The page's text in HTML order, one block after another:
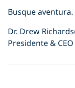
Busque aventura.
Dr. Drew
Presidente &